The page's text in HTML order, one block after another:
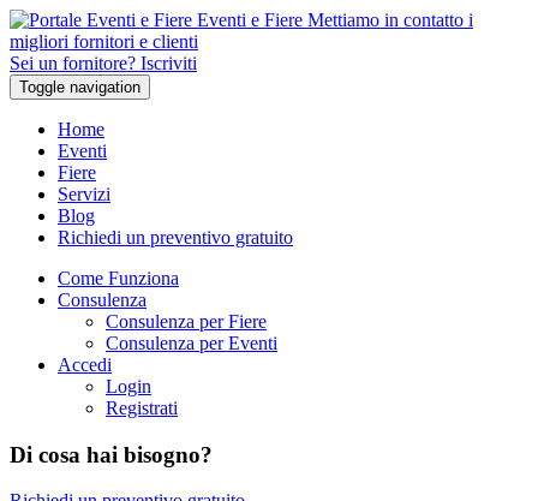
Eventi e Fiere Mettiamo in contatto i
migliori fornitori e clienti
Sei un fornitore? Iscriviti
Toggle navigation
Home
Eventi
Fiere
Servizi
Blog
Richiedi un preventivo gratuito
Come Funziona
Consulenza
Consulenza per Fiere
Consulenza per Eventi
Accedi
Login
Registrati
Di cosa hai bisogno?